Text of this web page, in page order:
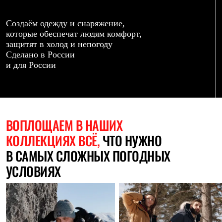
Среднее термобелье
Легкое термобелье
Лёгкая одежда
Футболки
Рубашки
Толстовки
Женская одежда
Брюки
Жилеты
Утепленная синтетикой
Куртки
Брюки
Штормовая одежда
Куртки
Софтшелл одежда
Куртки
Брюки
Лёгкая одежда
Создаём одежду и снаряжение,
которые обеспечат людям комфорт,
защитят в холод и непогоду
Сделано в России
и для России
ВОПЛОЩАЕМВ НАШИХ
КОЛЛЕКЦИЯХ ВСЁ,ЧТО НУЖНО
В САМЫХ СЛОЖНЫХ ПОГОДНЫХ
УСЛОВИЯХ